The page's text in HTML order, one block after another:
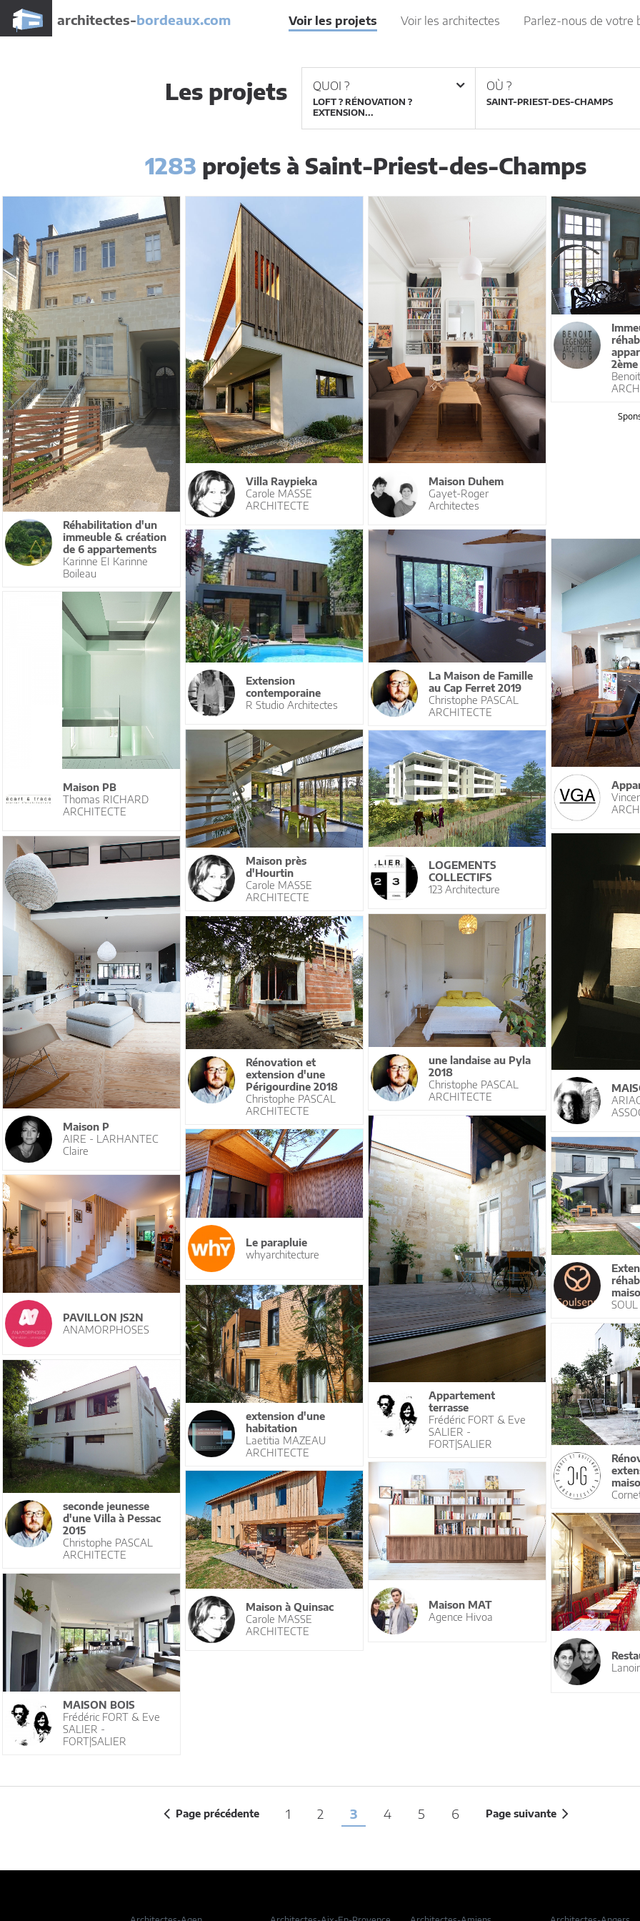
architectes-bordeaux.com Voir les projets Voir les architectes Parlez-nous de votre
Les projets QUOI ?
LOFT ? RÉNOVATION ?
EXTENSION...
OÙ ?
1283 projets à Saint-Priest-des-Champs
Réhabilitation d'un
immeuble & création
de 6 appartements
Karinne EI Karinne
Boileau
Villa Raypieka
Carole MASSE
ARCHITECTE
Maison Duhem
Gayet-Roger
Architectes
La Maison de Famille
au Cap Ferret 2019
Christophe PASCAL
ARCHITECTE
Extension
contemporaine
R Studio Architectes
Maison PB
Thomas RICHARD
ARCHITECTE
Maison près
d'Hourtin
Carole MASSE
ARCHITECTE
LOGEMENTS
COLLECTIFS
123 Architecture
Maison P
AIRE - LARHANTEC
Claire
une landaise au Pyla
2018
Christophe PASCAL
ARCHITECTE
Rénovation et
extension d'une
Périgourdine 2018
Christophe PASCAL
ARCHITECTE
Appartement
terrasse
Frédéric FORT & Eve
SALIER -
FORT|SALIER
Le parapluie
whyarchitecture
SOUL
PAVILLON JS2N
ANAMORPHOSES
extension d'une
habitation
Laetitia MAZEAU
ARCHITECTE
seconde jeunesse
d'une Villa à Pessac
2015
Christophe PASCAL
ARCHITECTE
Maison MAT
Agence Hivoa
Maison à Quinsac
Carole MASSE
ARCHITECTE
MAISON BOIS
Frédéric FORT & Eve
SALIER -
FORT|SALIER
Page précédente 1 2 3 4 5 6 Page suivante